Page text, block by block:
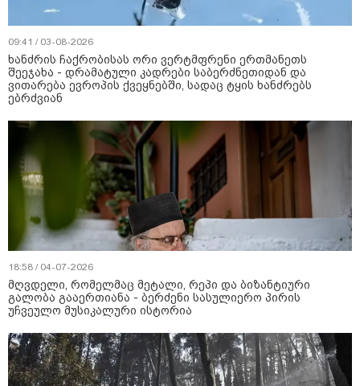
09:41 / 03-08-2026
ხანძრის ჩაქრობისას ორი ვერტმფრენი ერთმანეთს
შეეჯახა - დრამატული კადრები საბერძნეთიდან და
ვითარება ევროპის ქვეყნებში, სადაც ტყის ხანძრებს
ებრძვიან
18:58 / 04-07-2026
მღვდელი, რომელმაც მეტალი, რეპი და ბიზანტიური
გალობა გააერთიანა - ბერძენი სასულიერო პირის
უჩვეულო მუსიკალური ისტორია